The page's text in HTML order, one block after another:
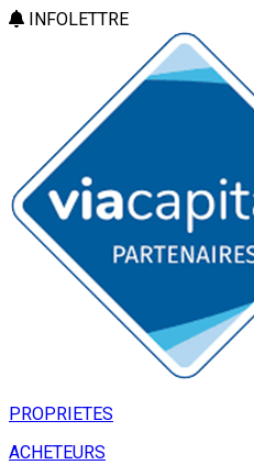
INFOLETTRE
PROPRIETES
ACHETEURS